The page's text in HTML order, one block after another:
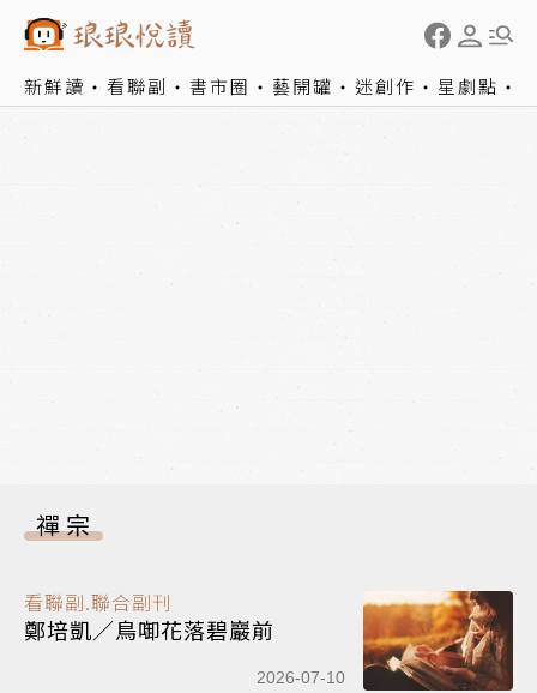
新鮮讀 看聯副 書市圈 藝開罐 迷創作 星劇點
禪宗
看聯副.聯合副刊
鄭培凱／鳥啣花落碧巖前
2026-07-10